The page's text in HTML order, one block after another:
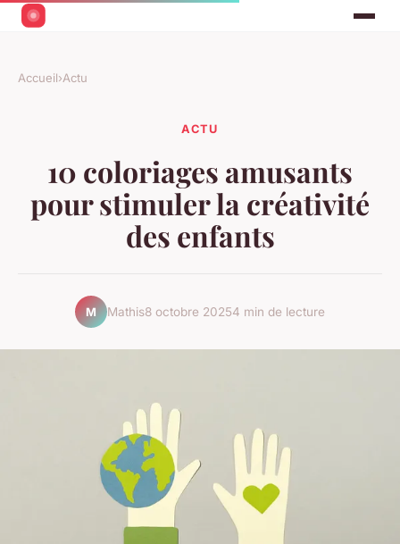
Accueil›Actu
ACTU
10 coloriages amusants
pour stimuler la créativité
des enfants
M Mathis8 octobre 20254 min de lecture